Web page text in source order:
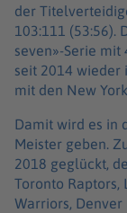
der
103:111 (53:56).
seven»-Serie mit
seit 2014 wieder
mit den New
Damit wird es in
Meister geben.
2018 geglückt,
Toronto Raptors,
Warriors,